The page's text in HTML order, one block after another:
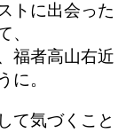
トに出会った
、
福者高山右近
に。
て気づくこと